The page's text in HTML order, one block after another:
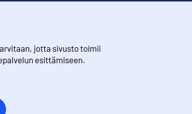
jotta sivusto toimii
esittämiseen.